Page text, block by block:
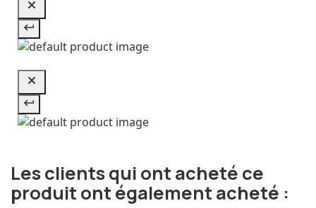
Les clients qui ont acheté ce
produit ont également acheté :